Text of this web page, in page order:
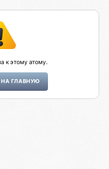
к этому атому.
НА ГЛАВНУЮ